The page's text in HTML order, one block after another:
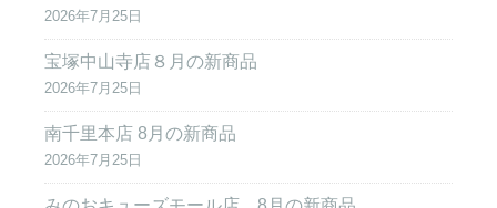
2026年7月25日
宝塚中山寺店８月の新商品
2026年7月25日
南千里本店 8月の新商品
2026年7月25日